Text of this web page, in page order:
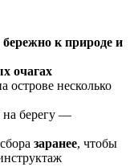
бережно к природе и
очагах
несколько
на берегу —
заранее, чтобы